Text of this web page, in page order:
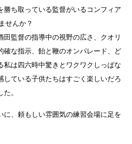
勝ち取っている監督がいるコンフィア
せんか？
田監督の指導中の視野の広さ、クオリ
確な指示、飴と鞭のオンパレード、ど
私は四六時中驚きとワクワクしっぱな
している子供たちはすごく楽しいだろ
。
に、頼もしい雰囲気の練習会場に足を